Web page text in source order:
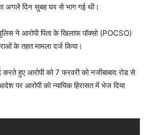
अगले दिन सुबह घर से भाग गई थी।
ने आरोपी पिता के खिलाफ पॉक्सो (POCSO)
के तहत मामला दर्ज किया।
करते हुए आरोपी को 7 फरवरी को नजीबाबाद रोड से
पर आरोपी को न्यायिक हिरासत में भेज दिया